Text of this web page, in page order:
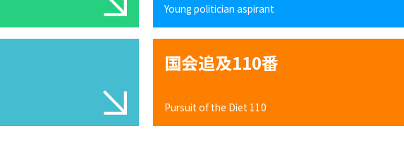
Young politician aspirant
国会追及110番
Pursuit of the Diet 110